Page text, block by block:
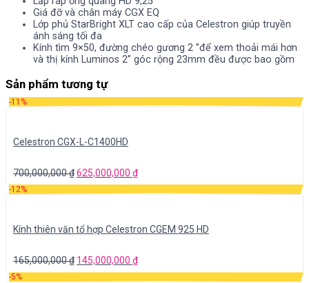
Giá đỡ và chân máy CGX EQ
Lớp phủ StarBright XLT cao cấp của Celestron giúp truyền
ánh sáng tối đa
Kính tìm 9×50, đường chéo gương 2 ”để xem thoải mái hơn
và thị kính Luminos 2” góc rộng 23mm đều được bao gồm
Sản phẩm tương tự
-11%
Celestron CGX-L-C1400HD
700,000,000₫625,000,000 ₫
-12%
Kính thiên văn tổ hợp Celestron CGEM 925 HD
165,000,000₫ 145,000,000 ₫
-5%